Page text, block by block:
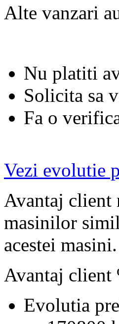
Alte vanzari
Nu platiti
Solicita sa
Fa o
Vezi evolutie
Avantaj client
masinilor
acestei masini.
Avantaj client
Evolutia